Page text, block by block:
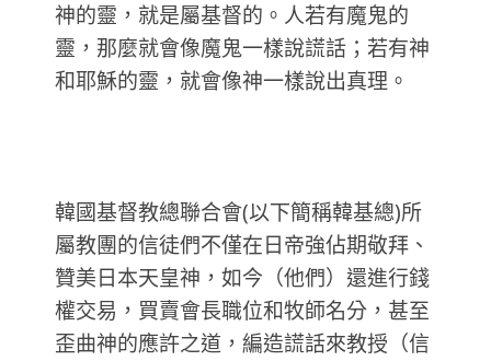
神的靈，就是屬基督的。人若有魔鬼的
靈，那麼就會像魔鬼一樣說謊話；若有神
和耶穌的靈，就會像神一樣說出真理。
韓國基督教總聯合會(以下簡稱韓基總)所
屬教團的信徒們不僅在日帝強佔期敬拜、
贊美日本天皇神，如今（他們）還進行錢
權交易，買賣會長職位和牧師名分，甚至
歪曲神的應許之道，編造謊話來教授（信